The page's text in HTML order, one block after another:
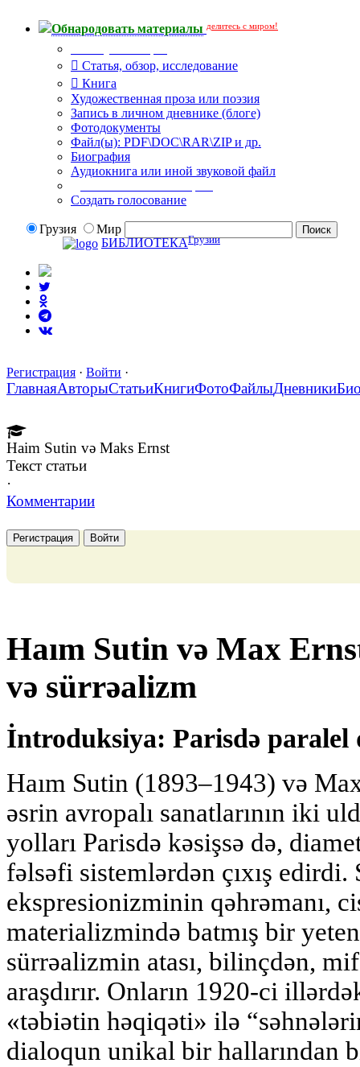
Обнародовать материалы делитесь с миром!
Статья, обзор, исследование
Книга
Художественная проза или поэзия
Запись в личном дневнике (блоге)
Фотодокументы
Файл(ы): PDF\DOC\RAR\ZIP и др.
Биография
Аудиокнига или иной звуковой файл
Создать голосование
Грузия
Мир
БИБЛИОТЕКАГрузии
Регистрация · Войти ·
ГлавнаяАвторыСтатьиКнигиФотоФайлыДневники
Haim Sutin və Maks Ernst
Текст статьи
·
Комментарии
Регистрация Войти
Haım Sutin və Max
və sürrəalizm
İntroduksiya: Parisdə paralel
Haım Sutin (1893–1943) və
əsrin avropalı sanatlarının iki
yolları Parisdə kəsişsə də,
fəlsəfi sistemlərdən çıxış
ekspresionizminin qəhrəmanı,
materializmində batmış bir
sürrəalizmin atası, bilinçdən,
araşdırır. Onların 1920-ci
«təbiətin həqiqəti» ilə
dialoqun unikal bir hallarından